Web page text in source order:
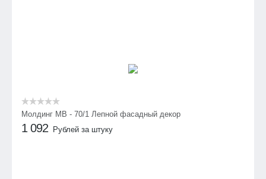
Молдинг МВ - 70/1 Лепной фасадный декор
1 092 Рублей за штуку